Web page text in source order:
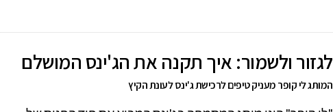
לגזור ולשמור: איך תקנה את הג'ינס המושלם
המותג לי קופר מעניק טיפים לרכישת ג'ינס לעונת הקיץ